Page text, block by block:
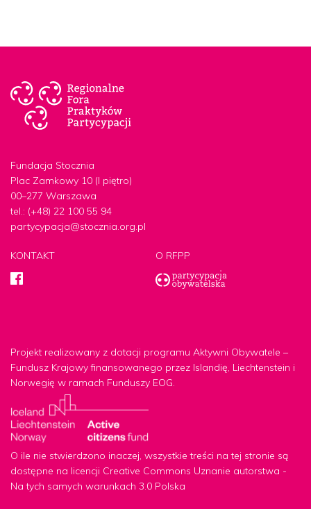
Fundacja Stocznia
Plac Zamkowy 10 (I piętro)
00–277 Warszawa
tel.: (+48) 22 100 55 94
partycypacja@stocznia.org.pl
KONTAKT O RFPP
Projekt realizowany z dotacji programu Aktywni Obywatele –
Fundusz Krajowy finansowanego przez Islandię, Liechtenstein i
Norwegię w ramach Funduszy EOG.
O ile nie stwierdzono inaczej, wszystkie treści na tej stronie są
dostępne na licencji Creative Commons Uznanie autorstwa -
Na tych samych warunkach 3.0 Polska